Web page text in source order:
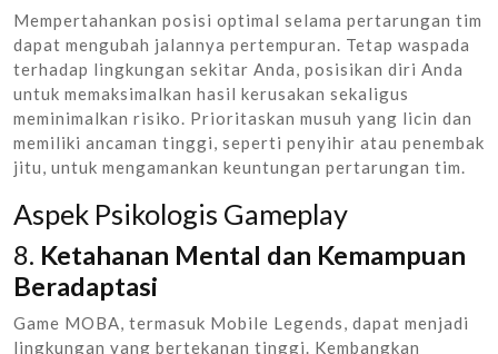
Mempertahankan posisi optimal selama pertarungan tim
dapat mengubah jalannya pertempuran. Tetap waspada
terhadap lingkungan sekitar Anda, posisikan diri Anda
untuk memaksimalkan hasil kerusakan sekaligus
meminimalkan risiko. Prioritaskan musuh yang licin dan
memiliki ancaman tinggi, seperti penyihir atau penembak
jitu, untuk mengamankan keuntungan pertarungan tim.
Aspek Psikologis Gameplay
8. Ketahanan Mental dan Kemampuan
Beradaptasi
Game MOBA, termasuk Mobile Legends, dapat menjadi
lingkungan yang bertekanan tinggi. Kembangkan